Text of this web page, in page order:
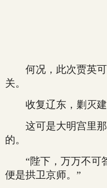
何况，此次贾英可
关。
收复辽东，剿灭建
这可是大明宫里那
的。
“陛下，万万不可
便是拱卫京师。”